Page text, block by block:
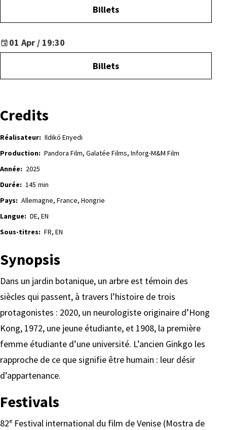
Billets
01 Apr / 19:30
Billets
Synopsis
Dans un jardin botanique, un arbre est témoin des
siècles qui passent, à travers l’histoire de trois
protagonistes : 2020, un neurologiste originaire d’Hong
Kong, 1972, une jeune étudiante, et 1908, la première
femme étudiante d’une université. L’ancien Ginkgo les
rapproche de ce que signifie être humain : leur désir
d’appartenance.
Credits
Réalisateur: Ildikó Enyedi
Production: Pandora Film, Galatée Films, Inforg-M&M Film
Année: 2025
Durée: 145 min
Pays: Allemagne, France, Hongrie
Langue: DE, EN
Sous-titres: FR, EN
Festivals
82ᵉ Festival international du film de Venise (Mostra de